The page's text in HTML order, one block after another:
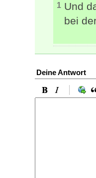
1 Und
bei
Deine Antwort